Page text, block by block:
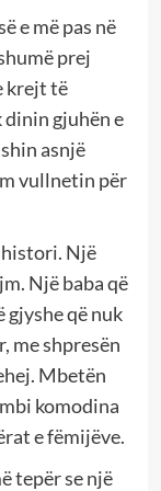
e më pas në
prej
krejt të
gjuhën e
asnjë
vullnetin për
histori. Një
Një baba që
gjyshe që nuk
me shpresën
Mbetën
komodina
e fëmijëve.
tepër se një